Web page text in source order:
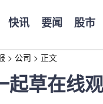
快讯 要闻 股市
> 公司 > 正文
草在线